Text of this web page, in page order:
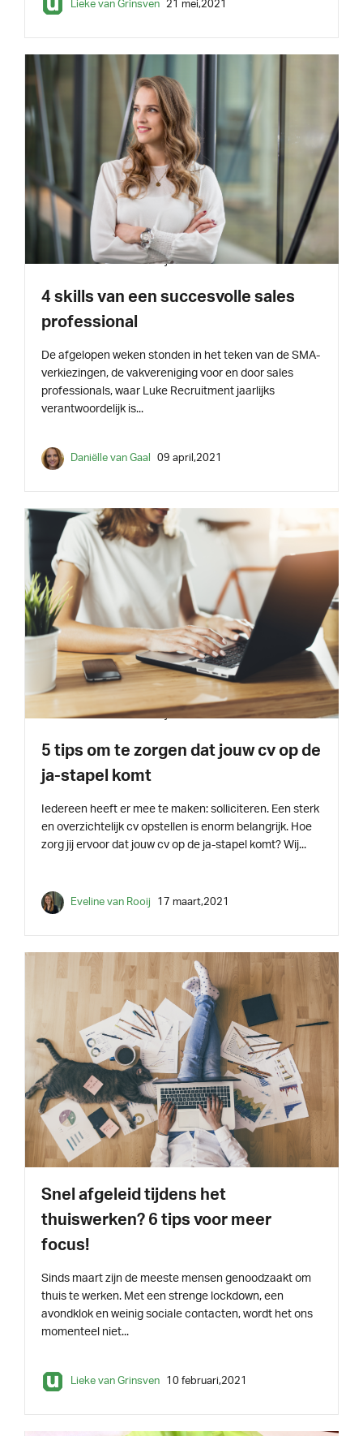
Lieke van Grinsven 21 mei,2021
INSPIRATIE 4 min leestijd
4 skills van een succesvolle sales
professional
De afgelopen weken stonden in het teken van de SMA-
verkiezingen, de vakvereniging voor en door sales
professionals, waar Luke Recruitment jaarlijks
verantwoordelijk is...
Daniëlle van Gaal 09 april,2021
INSPIRATIE 2 min leestijd
5 tips om te zorgen dat jouw cv op de
ja-stapel komt
Iedereen heeft er mee te maken: solliciteren. Een sterk
en overzichtelijk cv opstellen is enorm belangrijk. Hoe
zorg jij ervoor dat jouw cv op de ja-stapel komt? Wij...
Eveline van Rooij 17 maart,2021
INSPIRATIE 3 min leestijd
Snel afgeleid tijdens het
thuiswerken? 6 tips voor meer
focus!
Sinds maart zijn de meeste mensen genoodzaakt om
thuis te werken. Met een strenge lockdown, een
avondklok en weinig sociale contacten, wordt het ons
momenteel niet...
Lieke van Grinsven 10 februari,2021